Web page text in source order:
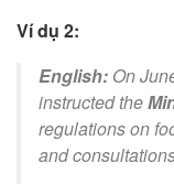
Ví dụ 2:
English: On
instructed the
regulations on
and